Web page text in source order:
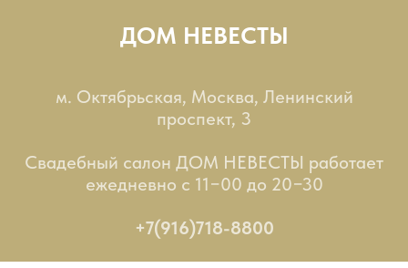
ДОМ НЕВЕСТЫ
м. Октябрьская, Москва, Ленинский
проспект, 3
Свадебный салон ДОМ НЕВЕСТЫ работает
ежедневно с 11−00 до 20−30
+7(916)718-8800